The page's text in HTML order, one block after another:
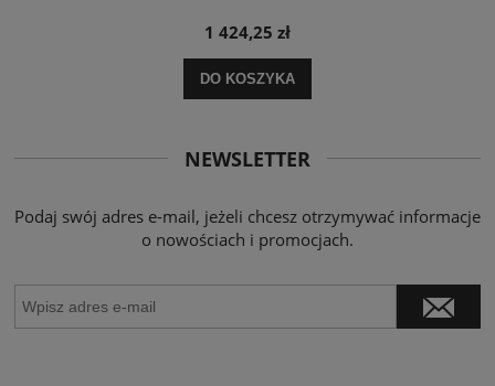
1 424,25 zł
DO KOSZYKA
NEWSLETTER
Podaj swój adres e-mail, jeżeli chcesz otrzymywać informacje
o nowościach i promocjach.